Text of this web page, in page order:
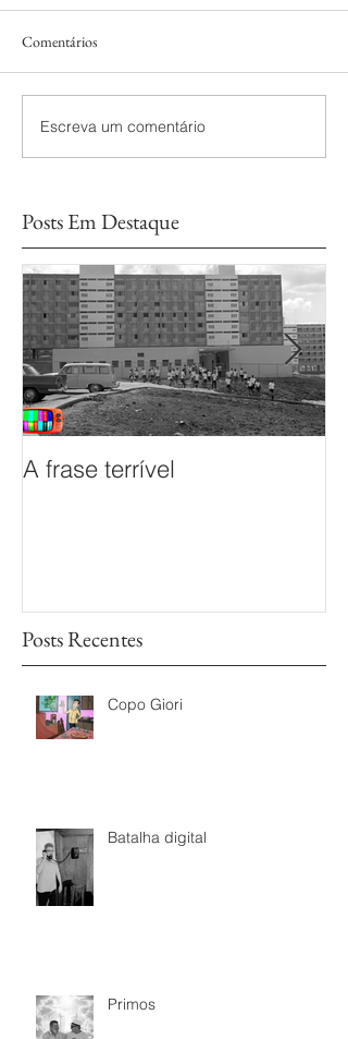
Comentários
Escreva um comentário
Posts Em Destaque
A frase terrível
Posts Recentes
Copo Giori
Batalha digital
Primos